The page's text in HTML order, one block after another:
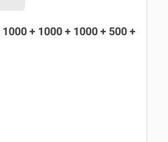
1000 + 1000 + 1000 + 500 +